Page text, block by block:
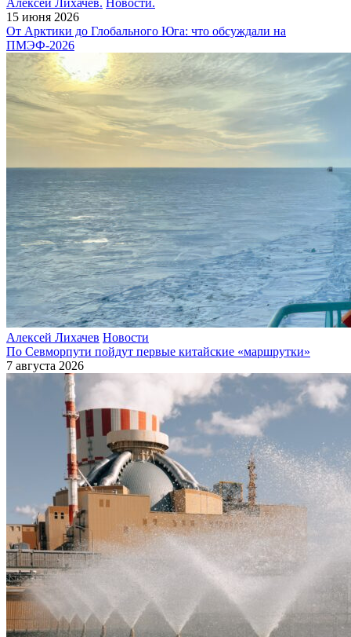
Алексей Лихачев. Новости.
15 июня 2026
От Арктики до Глобального Юга: что обсуждали на
ПМЭФ-2026
Алексей Лихачев Новости
По Севморпути пойдут первые китайские «маршрутки»
7 августа 2026